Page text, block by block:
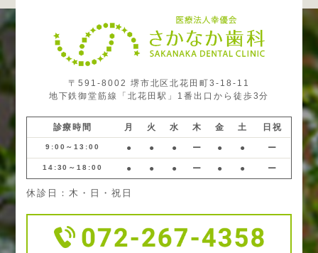
〒591-8002 堺市北区北花田町3-18-11
地下鉄御堂筋線「北花田駅」1番出口から徒歩3分
診療時間 月 火 水 木 金 土 日祝
9:00～13:00 ● ● ● ー ● ● ー
14:30～18:00 ● ● ● ー ● ● ー
休診日：木・日・祝日